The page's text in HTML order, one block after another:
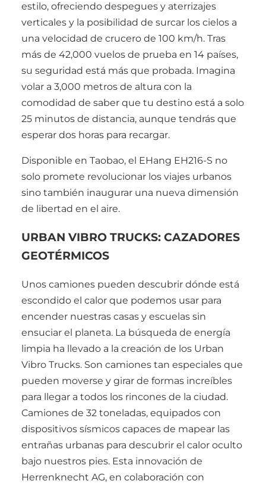
estilo, ofreciendo despegues y aterrizajes
verticales y la posibilidad de surcar los cielos a
una velocidad de crucero de 100 km/h. Tras
más de 42,000 vuelos de prueba en 14 países,
su seguridad está más que probada. Imagina
volar a 3,000 metros de altura con la
comodidad de saber que tu destino está a solo
25 minutos de distancia, aunque tendrás que
esperar dos horas para recargar.
Disponible en Taobao, el EHang EH216-S no
solo promete revolucionar los viajes urbanos
sino también inaugurar una nueva dimensión
de libertad en el aire.
URBAN VIBRO TRUCKS: CAZADORES
GEOTÉRMICOS
Unos camiones pueden descubrir dónde está
escondido el calor que podemos usar para
encender nuestras casas y escuelas sin
ensuciar el planeta. La búsqueda de energía
limpia ha llevado a la creación de los Urban
Vibro Trucks. Son camiones tan especiales que
pueden moverse y girar de formas increíbles
para llegar a todos los rincones de la ciudad.
Camiones de 32 toneladas, equipados con
dispositivos sísmicos capaces de mapear las
entrañas urbanas para descubrir el calor oculto
bajo nuestros pies. Esta innovación de
Herrenknecht AG, en colaboración con